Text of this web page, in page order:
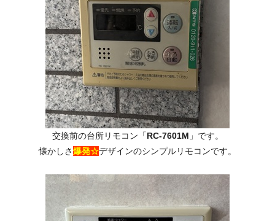
交換前の台所リモコン「RC-7601M 」です。
懐かしさ爆発☆デザインのシンプルリモコンです。